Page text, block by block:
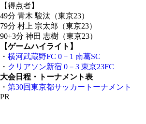
【得点者】
49分 青木 駿汰（東京23）
79分 村上 宗太郎（東京23）
90+3分 神田 志樹（東京23）
【ゲームハイライト】
・ 横河武蔵野FC 0－1 南葛SC
・ クリアソン新宿 0－3 東京23FC
大会日程・トーナメント表
・ 第30回東京都サッカートーナメント
PR